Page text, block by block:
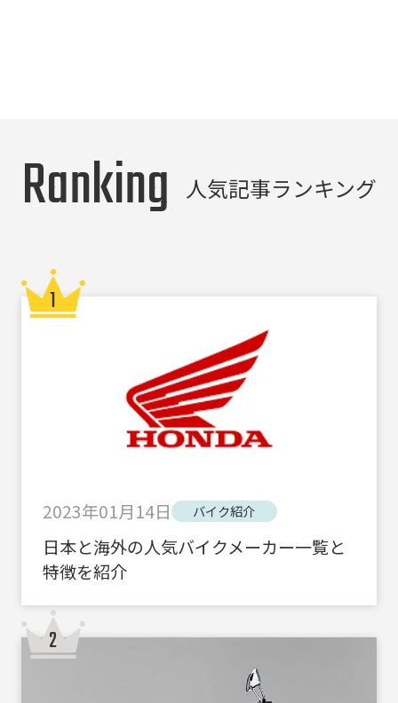
Ranking 人気記事ランキング
2023年01月14日 バイク紹介
日本と海外の人気バイクメーカー一覧と
特徴を紹介